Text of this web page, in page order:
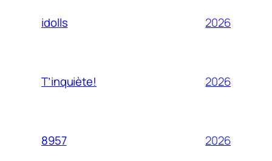
idolls 2026
T’inquiète! 2026
8957 2026